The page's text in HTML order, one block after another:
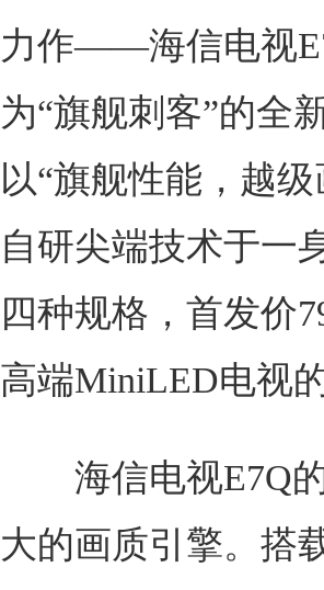
力作——海信电视
为“旗舰刺客”的全
以“旗舰性能，越
自研尖端技术于一
四种规格，首发价
高端MiniLED电视
海信电视E7Q的
大的画质引擎。搭